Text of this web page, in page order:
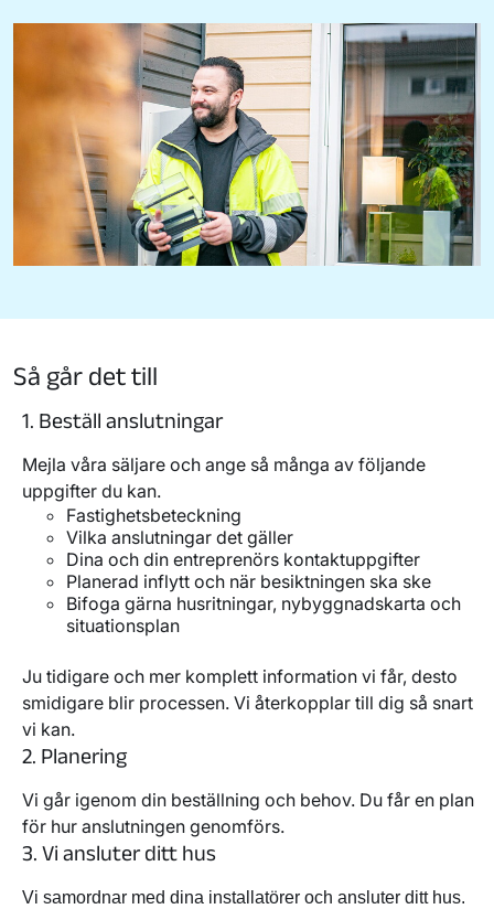
Så går det till
1. Beställ anslutningar
Mejla våra säljare och ange så många av följande
uppgifter du kan.
Fastighetsbeteckning
Vilka anslutningar det gäller
Dina och din entreprenörs kontaktuppgifter
Planerad inflytt och när besiktningen ska ske
Bifoga gärna husritningar, nybyggnadskarta och
situationsplan
Ju tidigare och mer komplett information vi får, desto
smidigare blir processen. Vi återkopplar till dig så snart
vi kan.
2. Planering
Vi går igenom din beställning och behov. Du får en plan
för hur anslutningen genomförs.
3. Vi ansluter ditt hus
Vi samordnar med dina installatörer och ansluter ditt hus.